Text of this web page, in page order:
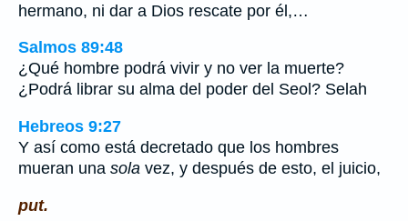
hermano, ni dar a Dios rescate por él,…
Salmos 89:48
¿Qué hombre podrá vivir y no ver la muerte?
¿Podrá librar su alma del poder del Seol? Selah
Hebreos 9:27
Y así como está decretado que los hombres
mueran una sola vez, y después de esto, el juicio,
put.